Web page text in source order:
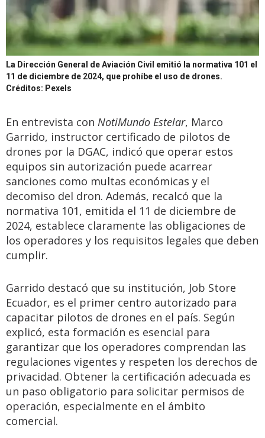
La Dirección General de Aviación Civil emitió la normativa 101 el
11 de diciembre de 2024, que prohíbe el uso de drones.
Créditos: Pexels
En entrevista con NotiMundo Estelar, Marco
Garrido, instructor certificado de pilotos de
drones por la DGAC, indicó que operar estos
equipos sin autorización puede acarrear
sanciones como multas económicas y el
decomiso del dron. Además, recalcó que la
normativa 101, emitida el 11 de diciembre de
2024, establece claramente las obligaciones de
los operadores y los requisitos legales que deben
cumplir.
Garrido destacó que su institución, Job Store
Ecuador, es el primer centro autorizado para
capacitar pilotos de drones en el país. Según
explicó, esta formación es esencial para
garantizar que los operadores comprendan las
regulaciones vigentes y respeten los derechos de
privacidad. Obtener la certificación adecuada es
un paso obligatorio para solicitar permisos de
operación, especialmente en el ámbito
comercial.